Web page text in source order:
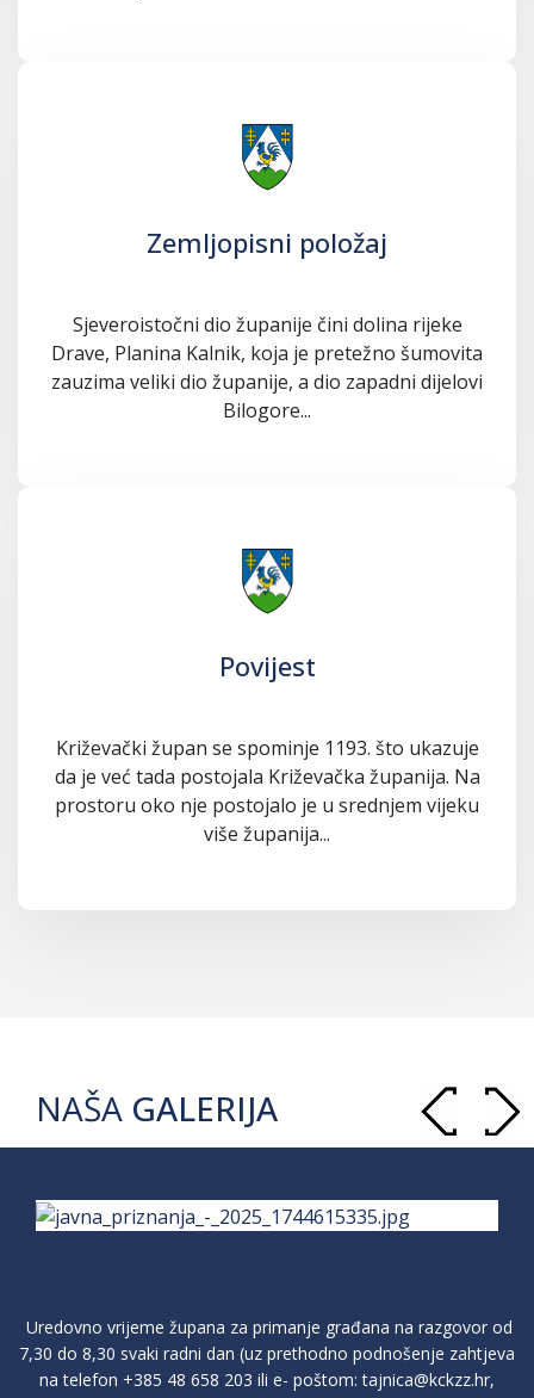
Zemljopisni položaj
Sjeveroistočni dio županije čini dolina rijeke
Drave, Planina Kalnik, koja je pretežno šumovita
zauzima veliki dio županije, a dio zapadni dijelovi
Bilogore...
Povijest
Križevački župan se spominje 1193. što ukazuje
da je već tada postojala Križevačka županija. Na
prostoru oko nje postojalo je u srednjem vijeku
više županija...
NAŠA GALERIJA
Uredovno vrijeme župana za primanje građana na razgovor od
7,30 do 8,30 svaki radni dan (uz prethodno podnošenje zahtjeva
na telefon +385 48 658 203 ili e- poštom:tajnica@kckzz.hr,